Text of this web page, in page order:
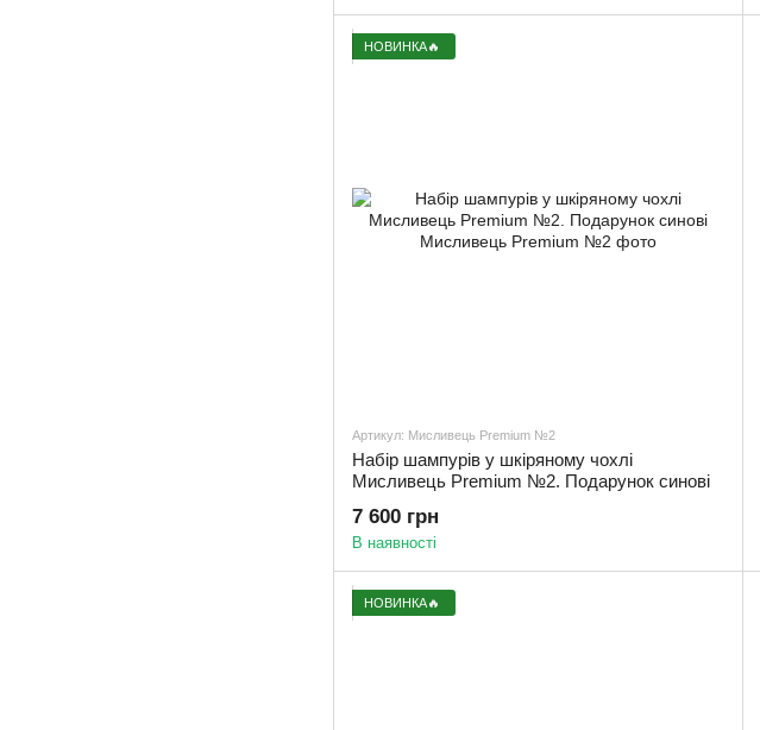
НОВИНКА🔥
Артикул: Мисливець Premium №2
Набір шампурів у шкіряному чохлі
Мисливець Premium №2. Подарунок синові
7 600 грн
В наявності
НОВИНКА🔥